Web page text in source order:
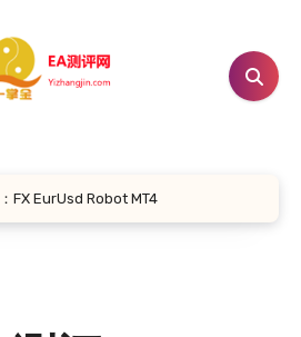
FX EurUsd Robot MT4